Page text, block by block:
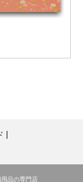
品の専門店